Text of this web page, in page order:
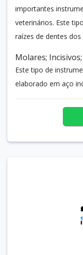
importantes
veterinários. Este
raízes de dentes
Molares;
Este tipo de
elaborado em aço